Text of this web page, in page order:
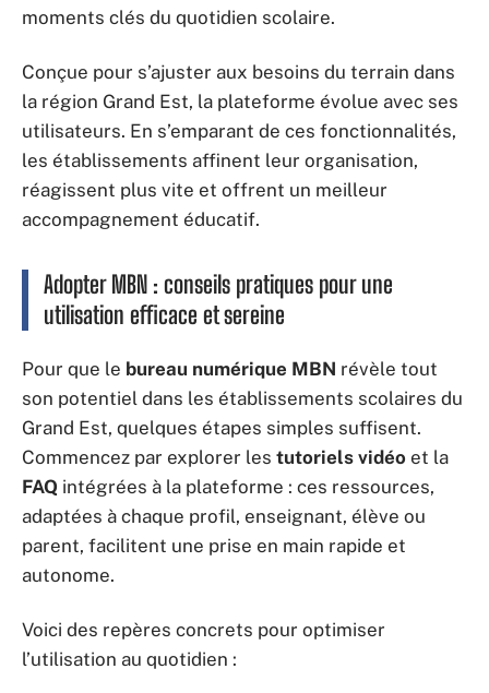
moments clés du quotidien scolaire.
Conçue pour s’ajuster aux besoins du terrain dans
la région Grand Est, la plateforme évolue avec ses
utilisateurs. En s’emparant de ces fonctionnalités,
les établissements affinent leur organisation,
réagissent plus vite et offrent un meilleur
accompagnement éducatif.
Adopter MBN : conseils pratiques pour une
utilisation efficace et sereine
Pour que le bureau numérique MBN révèle tout
son potentiel dans les établissements scolaires du
Grand Est, quelques étapes simples suffisent.
Commencez par explorer les tutoriels vidéo et la
FAQ intégrées à la plateforme : ces ressources,
adaptées à chaque profil, enseignant, élève ou
parent, facilitent une prise en main rapide et
autonome.
Voici des repères concrets pour optimiser
l’utilisation au quotidien :